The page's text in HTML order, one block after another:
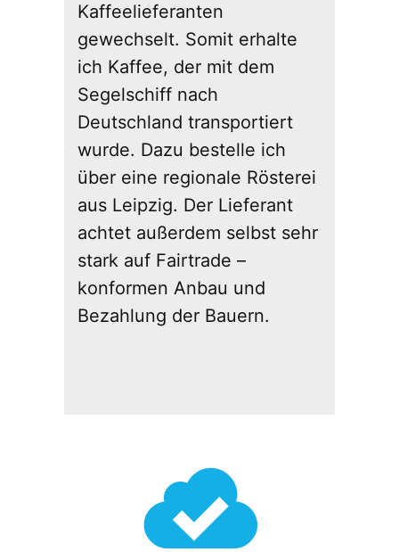
Kaffeelieferanten
gewechselt. Somit erhalte
ich Kaffee, der mit dem
Segelschiff nach
Deutschland transportiert
wurde. Dazu bestelle ich
über eine regionale Rösterei
aus Leipzig. Der Lieferant
achtet außerdem selbst sehr
stark auf Fairtrade –
konformen Anbau und
Bezahlung der Bauern.